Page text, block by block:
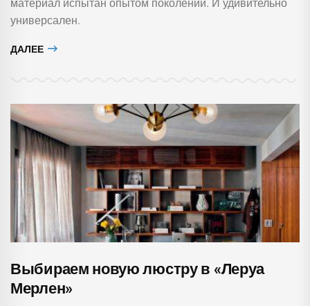
материал испытан опытом поколений. И удивительно
универсален.
ДАЛЕЕ
Выбираем новую люстру в «Леруа
Мерлен»